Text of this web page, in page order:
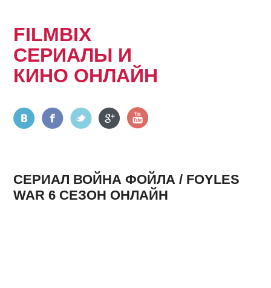
FILMBIX
СЕРИАЛЫ И
КИНО ОНЛАЙН
СЕРИАЛ ВОЙНА ФОЙЛА / FOYLES
WAR 6 СЕЗОН ОНЛАЙН